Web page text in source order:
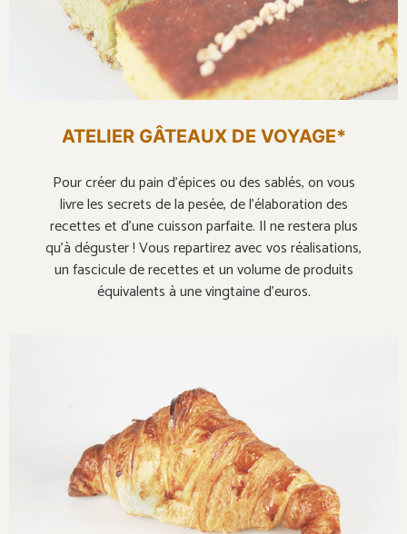
ATELIER GÂTEAUX DE VOYAGE*
Pour créer du pain d’épices ou des sablés, on vous
livre les secrets de la pesée, de l’élaboration des
recettes et d’une cuisson parfaite. Il ne restera plus
qu’à déguster ! Vous repartirez avec vos réalisations,
un fascicule de recettes et un volume de produits
équivalents à une vingtaine d’euros.